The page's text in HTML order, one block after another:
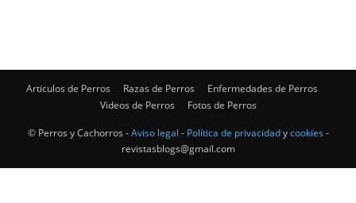
Fotos
Articulos de Perros Razas de Perros
Enfermedades de Perros
Videos de Perros
Fotos de Perros
© Perros y Cachorros -Aviso legal - Política de privacidadycookies -
revistasblogs@gmail.com